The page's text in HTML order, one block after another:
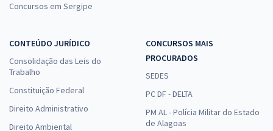
Janeiro - Conhecimentos Específicos para Contador
R$19,99
Economize R$ 59,96 (-20%)
Concursos em Sergipe
CONTEÚDO JURÍDICO
Consolidação das Leis do
Trabalho
Constituição Federal
Direito Administrativo
Direito Ambiental
CONCURSOS MAIS
PROCURADOS
SEDES
PC DF - DELTA
PM AL - Polícia Militar do Estado
de Alagoas